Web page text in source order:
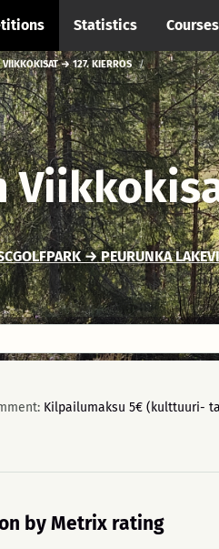
Statistics Courses
VIIKKOKISAT → 127. KIERROS
→ PEURUNKA
Kilpailumaksu 5€ (kulttuuri-
by Metrix rating